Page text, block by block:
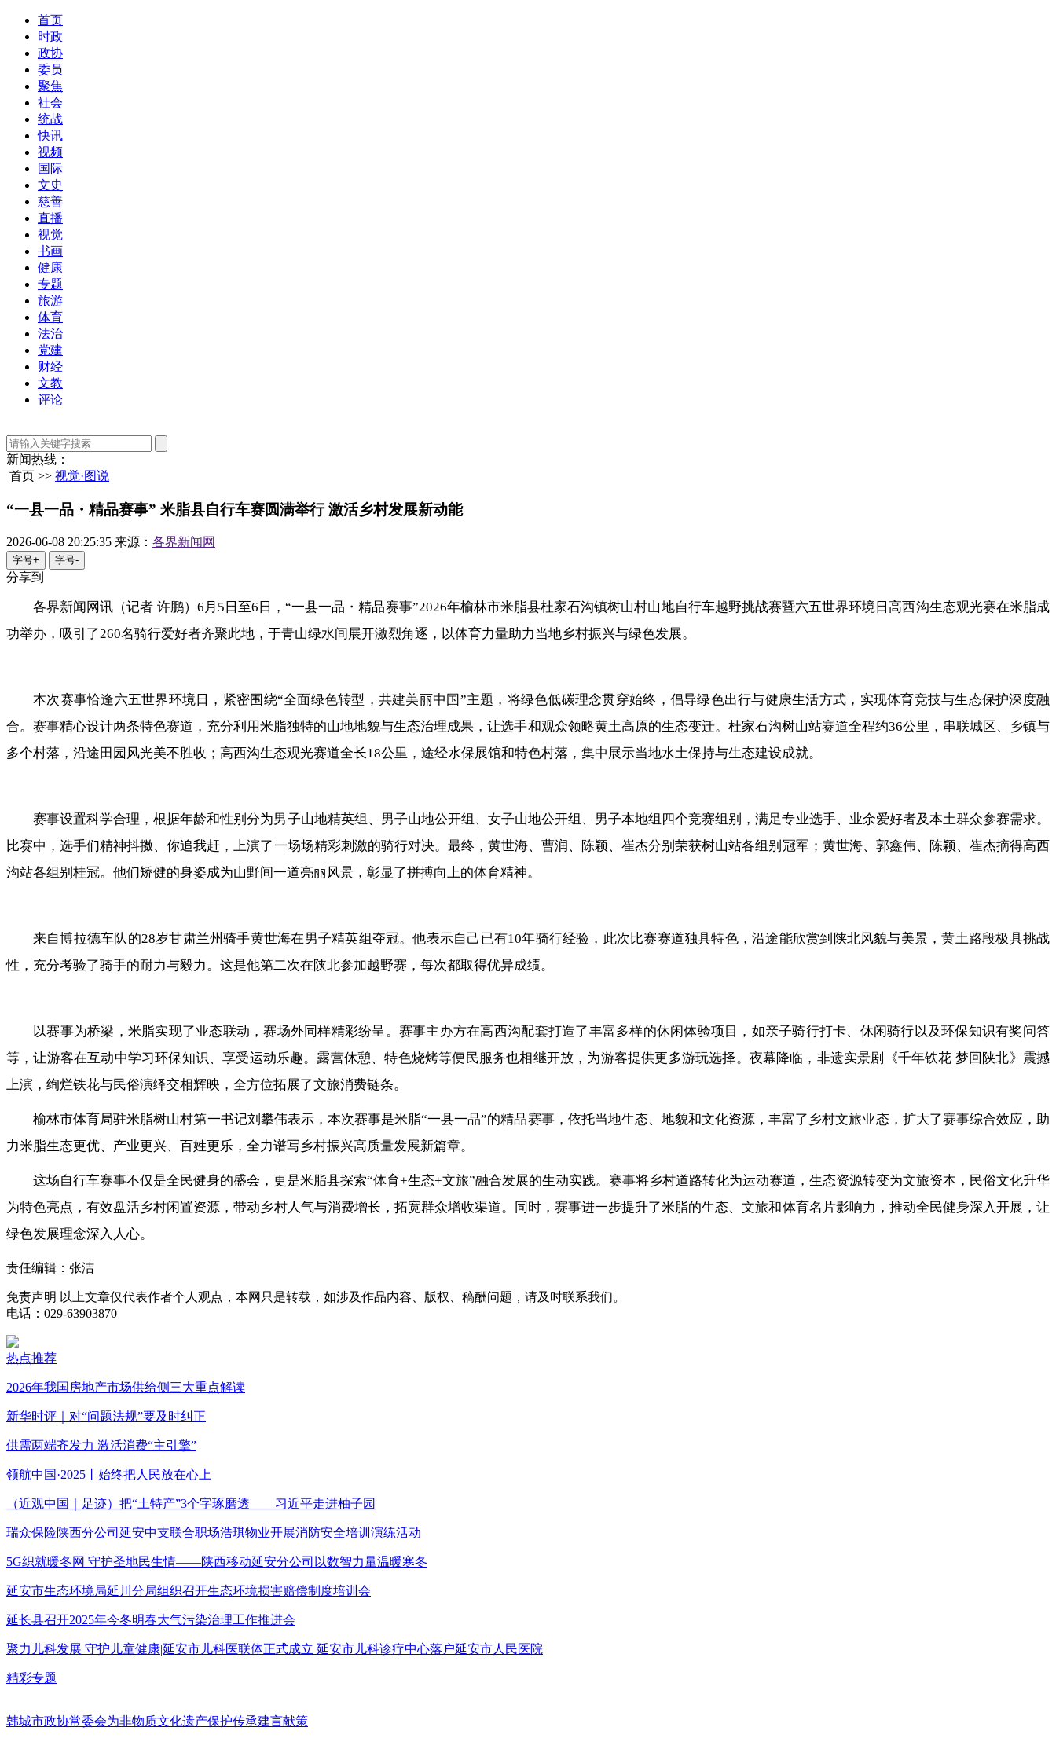
首页
时政
政协
委员
聚焦
社会
统战
快讯
视频
国际
文史
慈善
直播
视觉
书画
健康
专题
旅游
体育
法治
党建
财经
文教
评论
新闻热线：
首页 >> 视觉·图说
“一县一品・精品赛事” 米脂县自行车赛圆满举行 激活乡村发展新动能
2026-06-08 20:25:35 来源： 各界新闻网
字号+ 字号-
分享到
各界新闻网讯（记者 许鹏）6月5日至6日，“一县一品・精品赛事”2026年榆林市米脂县杜家石沟镇树山村山地自行车越野挑战赛暨六五世界环境日高西沟生态观光赛在米脂成
功举办，吸引了260名骑行爱好者齐聚此地，于青山绿水间展开激烈角逐，以体育力量助力当地乡村振兴与绿色发展。
本次赛事恰逢六五世界环境日，紧密围绕“全面绿色转型，共建美丽中国”主题，将绿色低碳理念贯穿始终，倡导绿色出行与健康生活方式，实现体育竞技与生态保护深度融
合。赛事精心设计两条特色赛道，充分利用米脂独特的山地地貌与生态治理成果，让选手和观众领略黄土高原的生态变迁。杜家石沟树山站赛道全程约36公里，串联城区、乡镇与
多个村落，沿途田园风光美不胜收；高西沟生态观光赛道全长18公里，途经水保展馆和特色村落，集中展示当地水土保持与生态建设成就。
赛事设置科学合理，根据年龄和性别分为男子山地精英组、男子山地公开组、女子山地公开组、男子本地组四个竞赛组别，满足专业选手、业余爱好者及本土群众参赛需求。
比赛中，选手们精神抖擞、你追我赶，上演了一场场精彩刺激的骑行对决。最终，黄世海、曹润、陈颖、崔杰分别荣获树山站各组别冠军；黄世海、郭鑫伟、陈颖、崔杰摘得高西
沟站各组别桂冠。他们矫健的身姿成为山野间一道亮丽风景，彰显了拼搏向上的体育精神。
来自博拉德车队的28岁甘肃兰州骑手黄世海在男子精英组夺冠。他表示自己已有10年骑行经验，此次比赛赛道独具特色，沿途能欣赏到陕北风貌与美景，黄土路段极具挑战
性，充分考验了骑手的耐力与毅力。这是他第二次在陕北参加越野赛，每次都取得优异成绩。
以赛事为桥梁，米脂实现了业态联动，赛场外同样精彩纷呈。赛事主办方在高西沟配套打造了丰富多样的休闲体验项目，如亲子骑行打卡、休闲骑行以及环保知识有奖问答
等，让游客在互动中学习环保知识、享受运动乐趣。露营休憩、特色烧烤等便民服务也相继开放，为游客提供更多游玩选择。夜幕降临，非遗实景剧《千年铁花 梦回陕北》震撼
上演，绚烂铁花与民俗演绎交相辉映，全方位拓展了文旅消费链条。
榆林市体育局驻米脂树山村第一书记刘攀伟表示，本次赛事是米脂“一县一品”的精品赛事，依托当地生态、地貌和文化资源，丰富了乡村文旅业态，扩大了赛事综合效应，助
力米脂生态更优、产业更兴、百姓更乐，全力谱写乡村振兴高质量发展新篇章。
这场自行车赛事不仅是全民健身的盛会，更是米脂县探索“体育+生态+文旅”融合发展的生动实践。赛事将乡村道路转化为运动赛道，生态资源转变为文旅资本，民俗文化升华
为特色亮点，有效盘活乡村闲置资源，带动乡村人气与消费增长，拓宽群众增收渠道。同时，赛事进一步提升了米脂的生态、文旅和体育名片影响力，推动全民健身深入开展，让
绿色发展理念深入人心。
责任编辑：张洁
免责声明 以上文章仅代表作者个人观点，本网只是转载，如涉及作品内容、版权、稿酬问题，请及时联系我们。
电话：029-63903870
热点推荐
2026年我国房地产市场供给侧三大重点解读
新华时评｜对“问题法规”要及时纠正
供需两端齐发力 激活消费“主引擎”
领航中国·2025丨始终把人民放在心上
（近观中国｜足迹）把“土特产”3个字琢磨透——习近平走进柚子园
瑞众保险陕西分公司延安中支联合职场浩琪物业开展消防安全培训演练活动
5G织就暖冬网 守护圣地民生情——陕西移动延安分公司以数智力量温暖寒冬
延安市生态环境局延川分局组织召开生态环境损害赔偿制度培训会
延长县召开2025年今冬明春大气污染治理工作推进会
聚力儿科发展 守护儿童健康|延安市儿科医联体正式成立 延安市儿科诊疗中心落户延安市人民医院
精彩专题
韩城市政协常委会为非物质文化遗产保护传承建言献策